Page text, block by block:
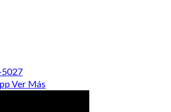
5027
Ver Más